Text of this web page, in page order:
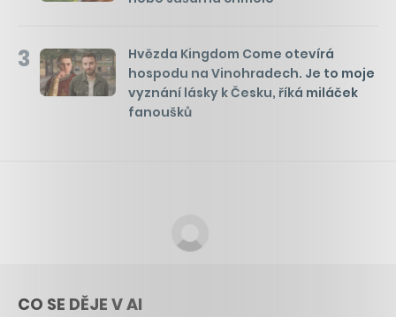
3
Hvězda Kingdom Come otevírá
hospodu na Vinohradech. Je to moje
vyznání lásky k Česku, říká miláček
fanoušků
CO SE DĚJE V AI